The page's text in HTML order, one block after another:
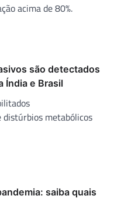
acima de 80%.
são detectados
Índia e Brasil
metabólicos
saiba quais